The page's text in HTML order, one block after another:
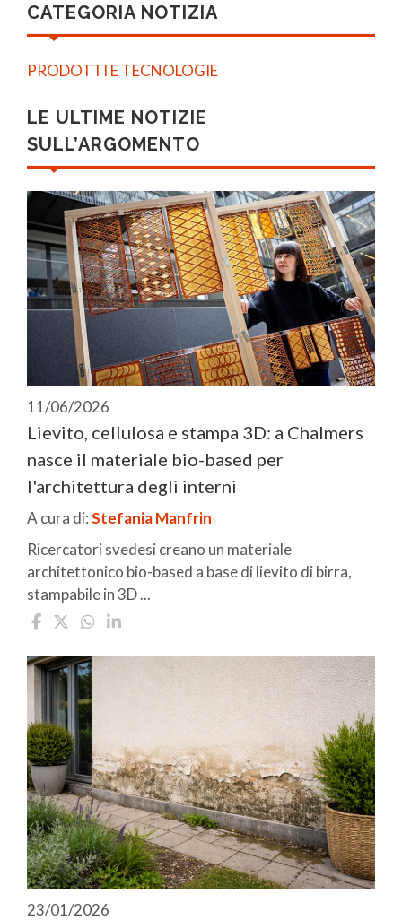
CATEGORIA NOTIZIA
PRODOTTI E TECNOLOGIE
LE ULTIME NOTIZIE
SULL’ARGOMENTO
11/06/2026
Lievito, cellulosa e stampa 3D: a Chalmers
nasce il materiale bio-based per
l'architettura degli interni
A cura di:Stefania Manfrin
Ricercatori svedesi creano un materiale
architettonico bio-based a base di lievito di birra,
stampabile in 3D ...
23/01/2026